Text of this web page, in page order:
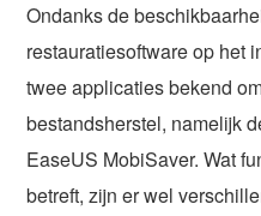
Ondanks de
restauratiesoftware op het
twee applicaties bekend
bestandsherstel, namelijk
EaseUS MobiSaver. Wat
betreft, zijn er wel